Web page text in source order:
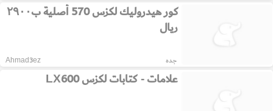
كور هيدروليك لكزس 570 أصلية ب٢٩٠٠
ريال
جده Ahmad3ez
علامات - كتابات لكزس LX600